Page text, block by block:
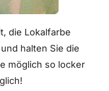
die Lokalfarbe
halten Sie die
möglich so locker